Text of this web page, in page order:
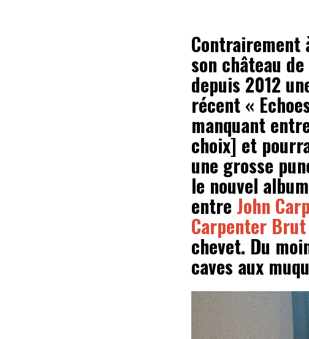
Contrairement
son château
depuis 2012
récent «
manquant
choix] et
une grosse
le nouvel
entre John
Carpenter Brut
chevet. Du
caves aux